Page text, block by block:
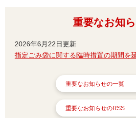
重要なお知
2026年6月22日更新
指定ごみ袋に関する臨時措置の期間を
重要なお知らせの一覧
重要なお知らせのRSS